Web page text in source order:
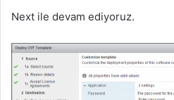
Next ile devam ediyoruz.